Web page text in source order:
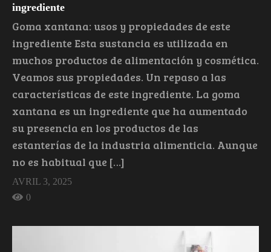
ingrediente
Goma xantana: usos y propiedades de este
ingrediente Esta sustancia es utilizada en
muchos productos de alimentación y cosmética.
Veamos sus propiedades. Un repaso a las
características de este ingrediente. La goma
xantana es un ingrediente que ha aumentado
su presencia en los productos de las
estanterías de la industria alimenticia. Aunque
no es habitual que […]
AVRIL 3, 2025
0